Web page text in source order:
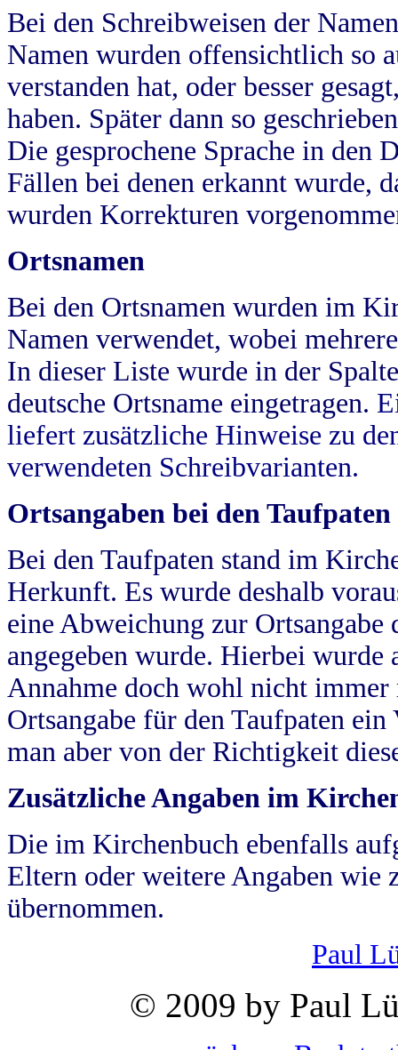
Bei den Schreibweisen der
Namen wurden offensichtlich so
verstanden hat, oder besser
haben. Später dann so
Die gesprochene Sprache in
Fällen bei denen erkannt wurde,
wurden Korrekturen
Ortsnamen
Bei den Ortsnamen wurden im
Namen verwendet, wobei
In dieser Liste wurde in der
deutsche Ortsname eingetragen.
liefert zusätzliche Hinweise zu
verwendeten Schreibvarianten.
Ortsangaben bei den Taufpaten
Bei den Taufpaten stand im
Herkunft. Es wurde deshalb
eine Abweichung zur
angegeben wurde. Hierbei wurde
Annahme doch wohl nicht
Ortsangabe für den Taufpaten
man aber von der Richtigkeit
Zusätzliche Angaben im
Die im Kirchenbuch ebenfalls
Eltern oder weitere Angaben wie
übernommen.
Paul
© 2009 by Paul